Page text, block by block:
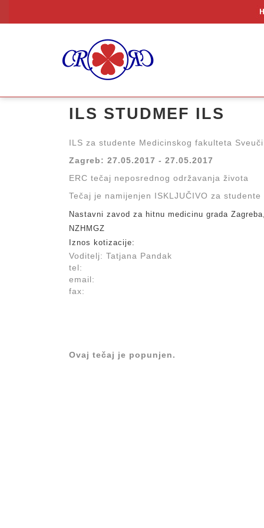
ILS STUDMEF ILS
ILS za studente Medicinskog fakulteta
Zagreb: 27.05.2017 - 27.05.2017
ERC tečaj neposrednog održavanja života
Tečaj je namijenjen ISKLJUČIVO za
Nastavni zavod za hitnu medicinu grada
NZHMGZ
Iznos kotizacije:
Voditelj: Tatjana Pandak
tel:
email:
fax:
Ovaj tečaj je popunjen.